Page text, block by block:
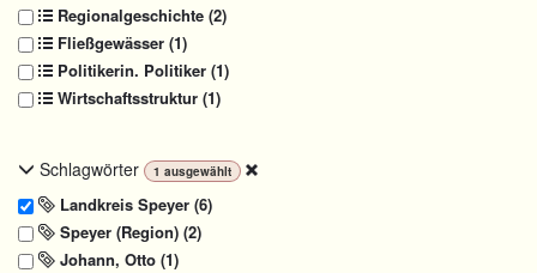
Regionalgeschichte (2)
Fließgewässer (1)
Politikerin. Politiker (1)
Wirtschaftsstruktur (1)
Schlagwörter 1 ausgewählt
Landkreis Speyer (6)
Speyer (Region) (2)
Johann, Otto (1)